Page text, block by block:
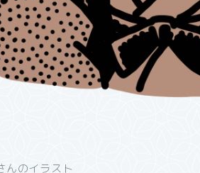
んのイラスト